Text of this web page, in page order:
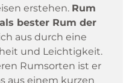
erstehen. Rum
bester Rum der
aus durch eine
und Leichtigkeit.
Rumsorten ist er
aus einem kurzen